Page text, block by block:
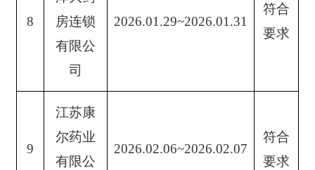
8
房连锁
有限公
司
2026.01.29~2026.01.31
符合
要求
9
江苏康
尔药业
有限公
2026.02.06~2026.02.07
符合
要求